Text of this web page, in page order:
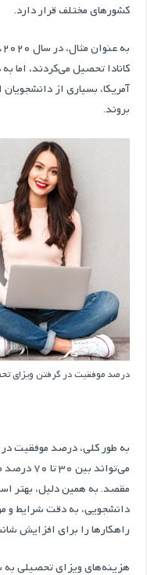
کشورهای مختلف قرار دارد.
آمریکا، بسیاری از
بروند.
درصد موفقیت در گرفتن ویزای
به طور کلی، درصد موفقیت
می‌تواند
مقصد. به همین دلیل، بهتر
دانشجویی، به دقت شرایط و
راهکارها را برای افزایش
هزینه‌های ویزای تحصیلی